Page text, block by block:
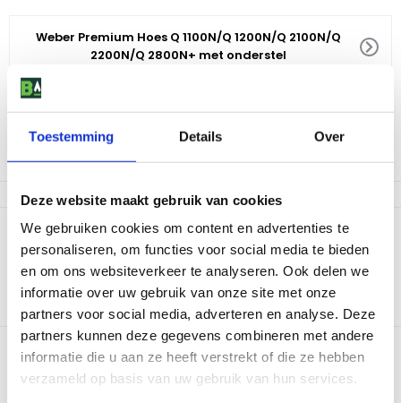
Toestemming Details Over
Deze website maakt gebruik van cookies
We gebruiken cookies om content en advertenties te
personaliseren, om functies voor social media te bieden
en om ons websiteverkeer te analyseren. Ook delen we
informatie over uw gebruik van onze site met onze
partners voor social media, adverteren en analyse. Deze
partners kunnen deze gegevens combineren met andere
informatie die u aan ze heeft verstrekt of die ze hebben
verzameld op basis van uw gebruik van hun services.
Weber Premium Hoes Q 1100N/Q 1200N/Q 2100N/Q
2200N/Q 2800N+ met onderstel
59,
Vraag naar levertijd
Af te halen in 9 winkels
Productomschrijving
De hoes is lichtgewicht, UV resistent, waterproof, ademend en is
gemakkelijk te hanteren. Gemaakt van 100% gerecycleerd PET
plastic materials (met uitzondering van bevestigingsriemen).
Bekijk dit product in onze winkels